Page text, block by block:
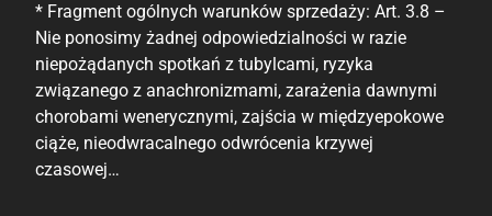
* Fragment ogólnych warunków sprzedaży: Art. 3.8 –
Nie ponosimy żadnej odpowiedzialności w razie
niepożądanych spotkań z tubylcami, ryzyka
związanego z anachronizmami, zarażenia dawnymi
chorobami wenerycznymi, zajścia w międzyepokowe
ciąże, nieodwracalnego odwrócenia krzywej
czasowej…